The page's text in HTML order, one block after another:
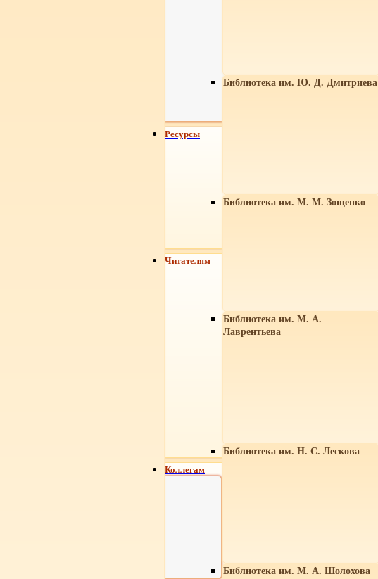
Библиотека им. Ю. Д. Дмитриева
Библиотека им. М. М. Зощенко
Библиотека им. М. А.
Лаврентьева
Библиотека им. Н. С. Лескова
Библиотека им. М. А. Шолохова
Ресурсы
Читателям
Коллегам